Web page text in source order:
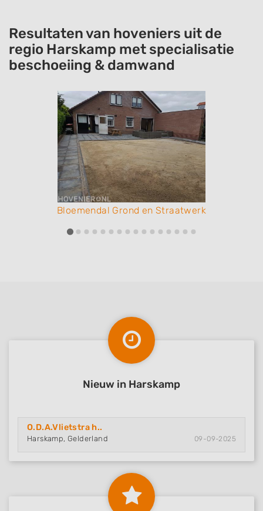
Resultaten van hoveniers uit de
regio Harskamp met specialisatie
beschoeiing & damwand
Bloemendal Grond en Straatwerk
Nieuw in Harskamp
O.D.A.Vlietstra h..
Harskamp, Gelderland 09-09-2025